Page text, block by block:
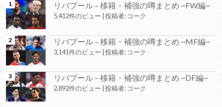
リバプール – 移籍・補強の噂まとめ ~FW編~
5,412件のビュー 投稿者: コーク
リバプール – 移籍・補強の噂まとめ ~MF編~
3,141件のビュー 投稿者: コーク
リバプール – 移籍・補強の噂まとめ ~DF編~
2,892件のビュー 投稿者: コーク